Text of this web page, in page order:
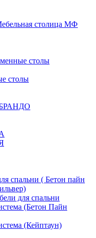
столица МФ
столы
столы
БРАНДО
спальни ( Бетон пайн
для спальни
(Бетон Пайн
(Кейптаун)